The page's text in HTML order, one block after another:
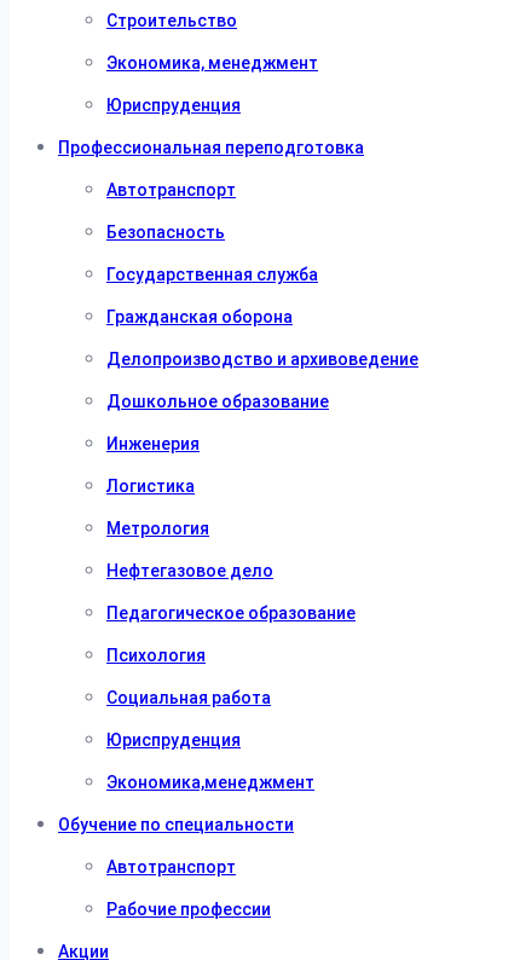
Строительство
Экономика, менеджмент
Юриспруденция
Профессиональная переподготовка
Автотранспорт
Безопасность
Государственная служба
Гражданская оборона
Делопроизводство и архивоведение
Дошкольное образование
Инженерия
Логистика
Метрология
Нефтегазовое дело
Педагогическое образование
Психология
Социальная работа
Юриспруденция
Экономика,менеджмент
Обучение по специальности
Автотранспорт
Рабочие профессии
Акции